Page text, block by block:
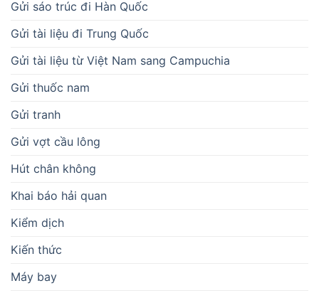
Gửi sáo trúc đi Hàn Quốc
Gửi tài liệu đi Trung Quốc
Gửi tài liệu từ Việt Nam sang Campuchia
Gửi thuốc nam
Gửi tranh
Gửi vợt cầu lông
Hút chân không
Khai báo hải quan
Kiểm dịch
Kiến thức
Máy bay